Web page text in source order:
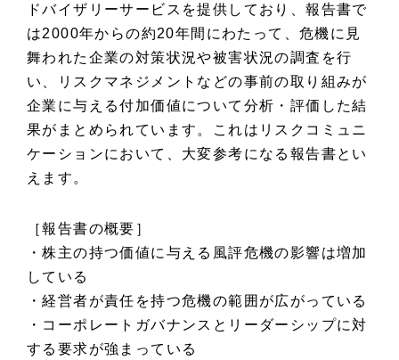
ドバイザリーサービスを提供しており、報告書で
は2000年からの約20年間にわたって、危機に見
舞われた企業の対策状況や被害状況の調査を行
い、リスクマネジメントなどの事前の取り組みが
企業に与える付加価値について分析・評価した結
果がまとめられています。これはリスクコミュニ
ケーションにおいて、大変参考になる報告書とい
えます。
［報告書の概要］
・株主の持つ価値に与える風評危機の影響は増加
している
・経営者が責任を持つ危機の範囲が広がっている
・コーポレートガバナンスとリーダーシップに対
する要求が強まっている